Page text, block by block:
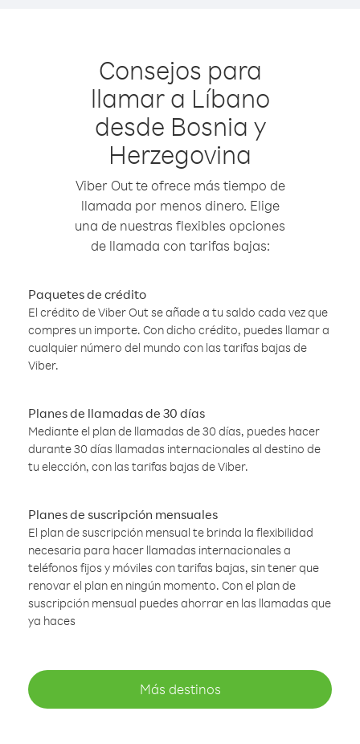
Consejos para
llamar a Líbano
desde Bosnia y
Herzegovina
Viber Out te ofrece más tiempo de
llamada por menos dinero. Elige
una de nuestras flexibles opciones
de llamada con tarifas bajas:
Paquetes de crédito
El crédito de Viber Out se añade a tu saldo cada vez que
compres un importe. Con dicho crédito, puedes llamar a
cualquier número del mundo con las tarifas bajas de
Viber.
Planes de llamadas de 30 días
Mediante el plan de llamadas de 30 días, puedes hacer
durante 30 días llamadas internacionales al destino de
tu elección, con las tarifas bajas de Viber.
Planes de suscripción mensuales
El plan de suscripción mensual te brinda la flexibilidad
necesaria para hacer llamadas internacionales a
teléfonos fijos y móviles con tarifas bajas, sin tener que
renovar el plan en ningún momento. Con el plan de
suscripción mensual puedes ahorrar en las llamadas que
ya haces
Más destinos